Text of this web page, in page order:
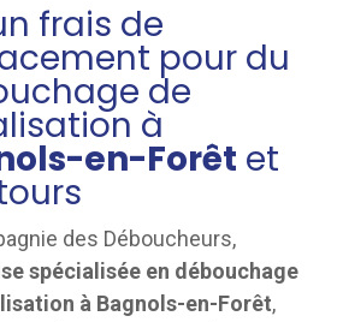
frais de
pour du
de
à
en-Forêt et
des Déboucheurs,
spécialisée en débouchage
à Bagnols-en-Forêt,